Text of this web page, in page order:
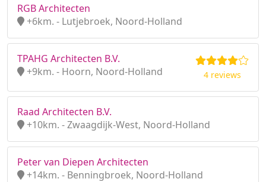
RGB Architecten
+6km. - Lutjebroek, Noord-Holland
TPAHG Architecten B.V.
+9km. - Hoorn, Noord-Holland
4 reviews
Raad Architecten B.V.
+10km. - Zwaagdijk-West, Noord-Holland
Peter van Diepen Architecten
+14km. - Benningbroek, Noord-Holland